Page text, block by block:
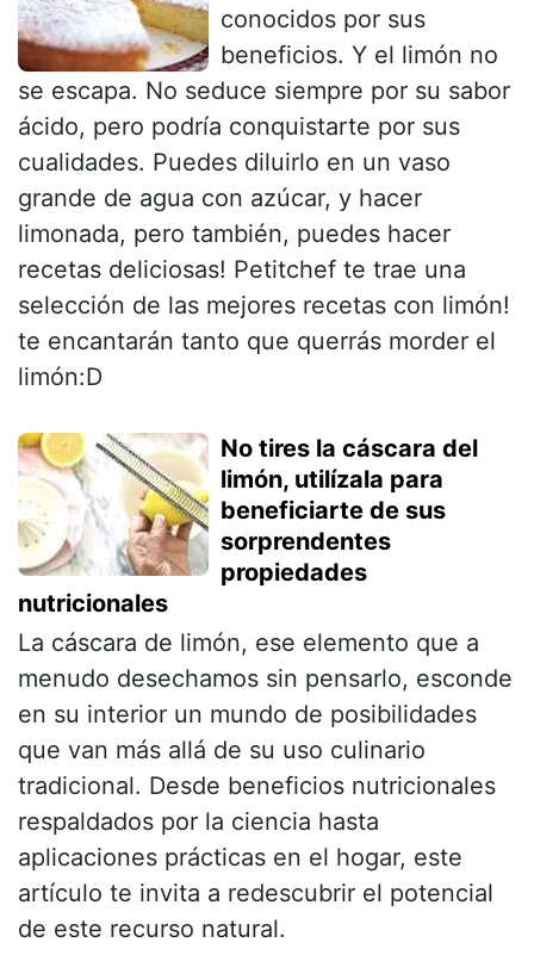
conocidos por sus
beneficios. Y el limón no
se escapa. No seduce siempre por su sabor
ácido, pero podría conquistarte por sus
cualidades. Puedes diluirlo en un vaso
grande de agua con azúcar, y hacer
limonada, pero también, puedes hacer
recetas deliciosas! Petitchef te trae una
selección de las mejores recetas con limón!
te encantarán tanto que querrás morder el
limón:D
No tires la cáscara del
limón, utilízala para
beneficiarte de sus
sorprendentes
propiedades
nutricionales
La cáscara de limón, ese elemento que a
menudo desechamos sin pensarlo, esconde
en su interior un mundo de posibilidades
que van más allá de su uso culinario
tradicional. Desde beneficios nutricionales
respaldados por la ciencia hasta
aplicaciones prácticas en el hogar, este
artículo te invita a redescubrir el potencial
de este recurso natural.